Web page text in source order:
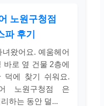
노원구청점
후기
왔어요. 예움헤어
바로 옆 건물 2층에
덕에 찾기 쉬워요.
노원구청점 은
하는 동안 덜...